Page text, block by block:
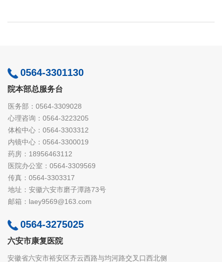
0564-3301130
院本部总服务台
医务部：0564-3309028
心理咨询：0564-3223205
体检中心：0564-3303312
内镜中心：0564-3300019
药房：18956463112
医院办公室：0564-3309569
传真：0564-3303317
地址：安徽六安市磨子潭路73号
邮箱：laey9569@163.com
0564-3275025
六安市康复医院
安徽省六安市裕安区齐云西路与均河路交叉口西北侧